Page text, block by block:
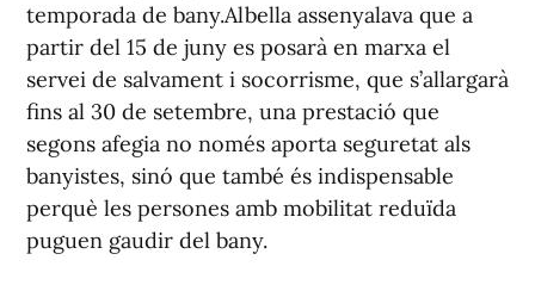
temporada de bany.Albella assenyalava que a
partir del 15 de juny es posarà en marxa el
servei de salvament i socorrisme, que s’allargarà
fins al 30 de setembre, una prestació que
segons afegia no només aporta seguretat als
banyistes, sinó que també és indispensable
perquè les persones amb mobilitat reduïda
puguen gaudir del bany.